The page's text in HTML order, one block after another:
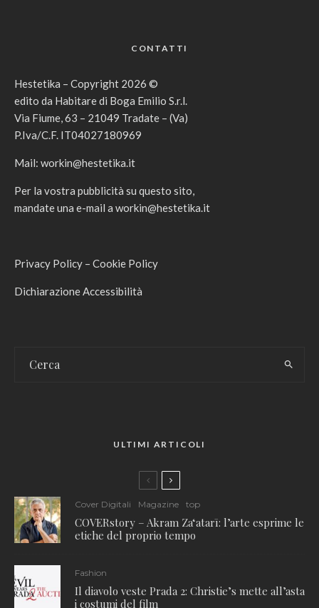
CONTATTI
Hestetika – Copyright 2026 ©
edito da Habitare di Boga Emilio S.r.l.
Via Fiume, 63 – 21049 Tradate – (Va)
P.Iva/C.F. IT04027180969
Mail: workin@hestetika.it
Per la vostra pubblicità su questo sito,
mandate una e-mail a workin@hestetika.it
Privacy Policy – Cookie Policy
Dichiarazione Accessibilità
ULTIMI ARTICOLI
Cover Digitali Magazine top
COVERstory – Akram Zaʻatarī: l’arte esprime le
etiche del proprio tempo
Fashion
Il diavolo veste Prada 2: Christie’s mette all’asta
i costumi del film